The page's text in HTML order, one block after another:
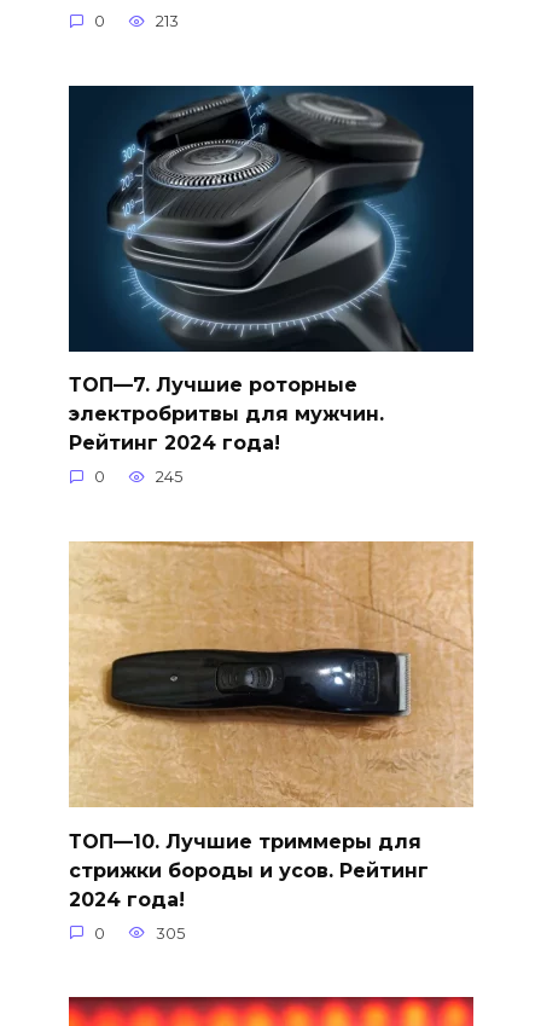
0 213
ТОП—7. Лучшие роторные
электробритвы для мужчин.
Рейтинг 2024 года!
0 245
ТОП—10. Лучшие триммеры для
стрижки бороды и усов. Рейтинг
2024 года!
0 305